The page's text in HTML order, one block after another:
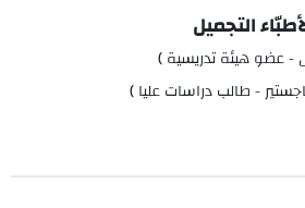
التجميل
- عضو هيئة تدريسية )
- طالب دراسات عليا )